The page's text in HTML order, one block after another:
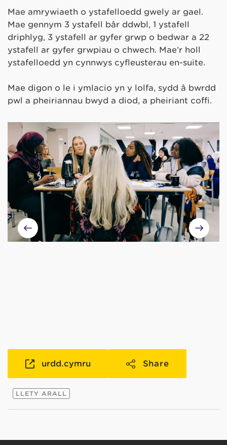
Mae amrywiaeth o ystafelloedd gwely ar gael.
Mae gennym 3 ystafell bâr ddwbl, 1 ystafell
driphlyg, 3 ystafell ar gyfer grŵp o bedwar a 22
ystafell ar gyfer grwpiau o chwech. Mae’r holl
ystafelloedd yn cynnwys cyfleusterau en-suite.
Mae digon o le i ymlacio yn y lolfa, sydd â bwrdd
pŵl a pheiriannau bwyd a diod, a pheiriant coffi.
urdd.cymru Share
LLETY ARALL